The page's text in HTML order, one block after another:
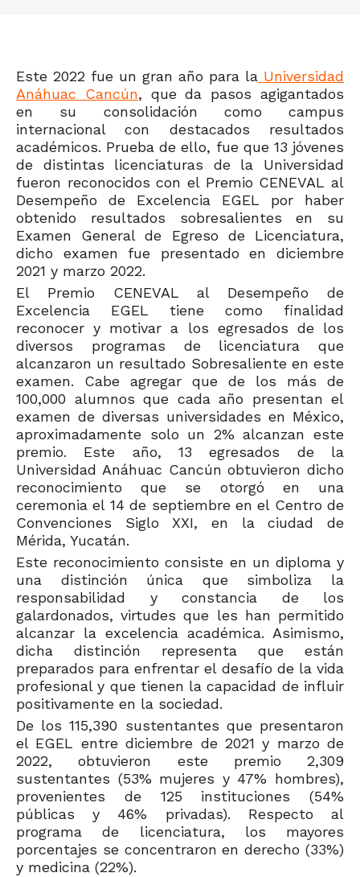
Este 2022 fue un gran año para la Universidad
Anáhuac Cancún, que da pasos agigantados
en su consolidación como campus
internacional con destacados resultados
académicos. Prueba de ello, fue que 13 jóvenes
de distintas licenciaturas de la Universidad
fueron reconocidos con el Premio CENEVAL al
Desempeño de Excelencia EGEL por haber
obtenido resultados sobresalientes en su
Examen General de Egreso de Licenciatura,
dicho examen fue presentado en diciembre
2021 y marzo 2022.
El Premio CENEVAL al Desempeño de
Excelencia EGEL tiene como finalidad
reconocer y motivar a los egresados de los
diversos programas de licenciatura que
alcanzaron un resultado Sobresaliente en este
examen. Cabe agregar que de los más de
100,000 alumnos que cada año presentan el
examen de diversas universidades en México,
aproximadamente solo un 2% alcanzan este
premio. Este año, 13 egresados de la
Universidad Anáhuac Cancún obtuvieron dicho
reconocimiento que se otorgó en una
ceremonia el 14 de septiembre en el Centro de
Convenciones Siglo XXI, en la ciudad de
Mérida, Yucatán.
Este reconocimiento consiste en un diploma y
una distinción única que simboliza la
responsabilidad y constancia de los
galardonados, virtudes que les han permitido
alcanzar la excelencia académica. Asimismo,
dicha distinción representa que están
preparados para enfrentar el desafío de la vida
profesional y que tienen la capacidad de influir
positivamente en la sociedad.
De los 115,390 sustentantes que presentaron
el EGEL entre diciembre de 2021 y marzo de
2022, obtuvieron este premio 2,309
sustentantes (53% mujeres y 47% hombres),
provenientes de 125 instituciones (54%
públicas y 46% privadas). Respecto al
programa de licenciatura, los mayores
porcentajes se concentraron en derecho (33%)
y medicina (22%).